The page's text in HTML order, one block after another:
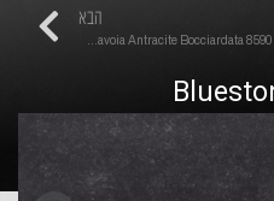
הבא
Pietra Di Savoia Antracite Bocciardata 8590